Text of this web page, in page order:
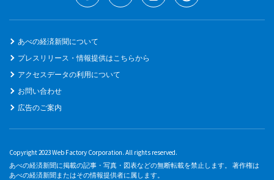
あべの経済新聞について
プレスリリース・情報提供はこちらから
アクセスデータの利用について
お問い合わせ
広告のご案内
Copyright 2023 Web Factory Corporation. All rights reserved.
あべの経済新聞に掲載の記事・写真・図表などの無断転載を禁止します。 著作権は
あべの経済新聞またはその情報提供者に属します。